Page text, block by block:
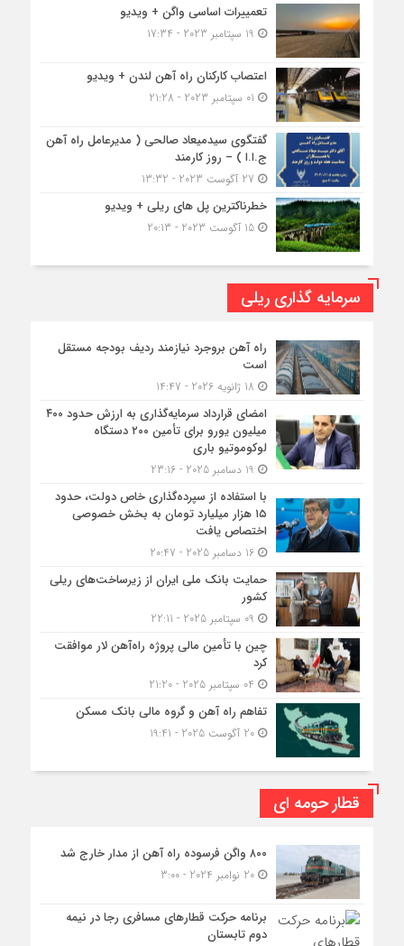
تعمییرات اساسی واگن + ویدیو
اعتصاب کارکنان راه آهن لندن + ویدیو
گفتگوی سیدمیعاد صالحی ( مدیرعامل راه آهن
ج.ا.ا ) – روز کارمند
خطرناکترین پل های ریلی + ویدیو
15 آگوست 2023 - 20:13
سرمایه گذاری ریلی
راه آهن بروجرد نیازمند ردیف بودجه مستقل
است
امضای قرارداد سرمایه‌گذاری به ارزش حدود ۴۰۰
میلیون یورو برای تأمین ۲۰۰ دستگاه
لوکوموتیو باری
با استفاده از سپرده‌گذاری خاص دولت، حدود
۱۵ هزار میلیارد تومان به بخش خصوصی
اختصاص یافت
16 دسامبر 2025 - 20:47
حمایت بانک ملی ایران از زیرساخت‌های ریلی
کشور
چین با تأمین مالی پروژه راه‌آهن لار موافقت
کرد
تفاهم راه آهن و گروه مالی بانک مسکن
20 آگوست 2025 - 19:41
قطار حومه ای
۸۰۰ واگن فرسوده راه آهن از مدار خارج شد
20 نوامبر 2024 - 3:00
برنامه حرکت قطارهای مسافری رجا در نیمه
دوم تابستان